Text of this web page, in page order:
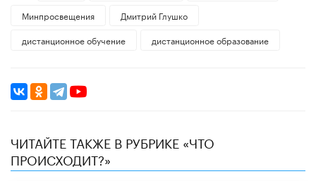
Минпросвещения
Дмитрий Глушко
дистанционное обучение
дистанционное образование
ЧИТАЙТЕ ТАКЖЕ В РУБРИКЕ «ЧТО
ПРОИСХОДИТ?»